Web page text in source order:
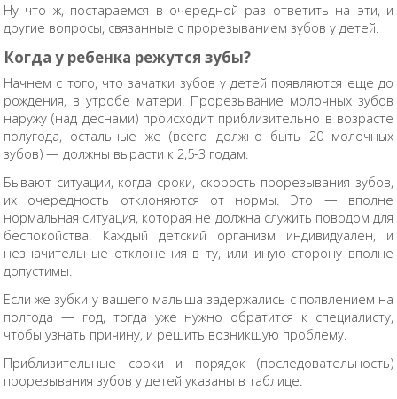
Ну что ж, постараемся в очередной раз ответить на эти, и
другие вопросы, связанные с прорезыванием зубов у детей.
Когда у ребенка режутся зубы?
Начнем с того, что зачатки зубов у детей появляются еще до
рождения, в утробе матери. Прорезывание молочных зубов
наружу (над деснами) происходит приблизительно в возрасте
полугода, остальные же (всего должно быть 20 молочных
зубов) — должны вырасти к 2,5-3 годам.
Бывают ситуации, когда сроки, скорость прорезывания зубов,
их очередность отклоняются от нормы. Это — вполне
нормальная ситуация, которая не должна служить поводом для
беспокойства. Каждый детский организм индивидуален, и
незначительные отклонения в ту, или иную сторону вполне
допустимы.
Если же зубки у вашего малыша задержались с появлением на
полгода — год, тогда уже нужно обратится к специалисту,
чтобы узнать причину, и решить возникшую проблему.
Приблизительные сроки и порядок (последовательность)
прорезывания зубов у детей указаны в таблице.